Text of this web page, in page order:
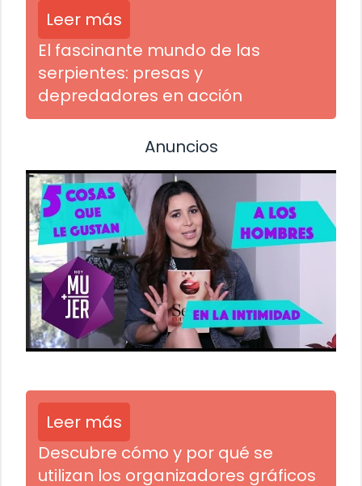
Leer más
El fascinante mundo de las
serpientes: presas y
depredadores en acción
Anuncios
Leer más
Descubre cómo y por qué se
utilizan los organizadores gráficos